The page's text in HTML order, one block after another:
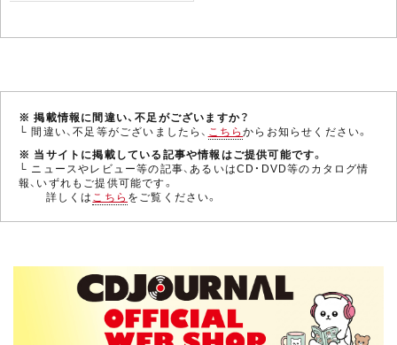
※ 掲載情報に間違い、不足がございますか？
└ 間違い、不足等がございましたら、 こちらからお知らせください。
※ 当サイトに掲載している記事や情報はご提供可能です。
└ ニュースやレビュー等の記事、あるいはCD・DVD等のカタログ情
報、いずれもご提供可能です。
詳しくはこちら をご覧ください。